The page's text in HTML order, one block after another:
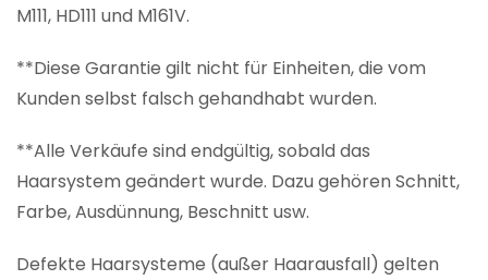
M111, HD111 und M161V.
**Diese Garantie gilt nicht für Einheiten, die vom
Kunden selbst falsch gehandhabt wurden.
**Alle Verkäufe sind endgültig, sobald das
Haarsystem geändert wurde. Dazu gehören Schnitt,
Farbe, Ausdünnung, Beschnitt usw.
Defekte Haarsysteme (außer Haarausfall) gelten